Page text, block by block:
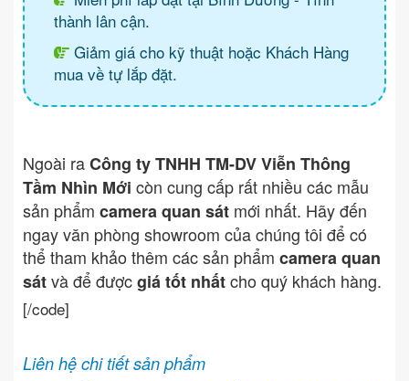
thành lân cận.
Giảm giá cho kỹ thuật hoặc Khách Hàng
mua về tự lắp đặt.
Ngoài raCông ty TNHH TM-DV Viễn Thông
Tầm Nhìn Mới còn cung cấp rất nhiều các mẫu
sản phẩm camera quan sát mới nhất. Hãy đến
ngay văn phòng showroom của chúng tôi để có
thể tham khảo thêm các sản phẩm camera quan
sátvà để đượcgiá tốt nhấtcho quý khách hàng.
[/code]
Liên hệ chi tiết sản phẩm